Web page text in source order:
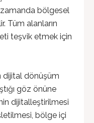
zamanda bölgesel
Tüm alanların
teşvik etmek için
dijital dönüşüm
göz önüne
dijitalleştirilmesi
bölge içi